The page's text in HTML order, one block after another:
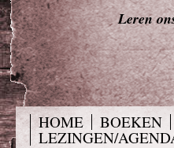
Leren
HOME BOEKEN
LEZINGEN/